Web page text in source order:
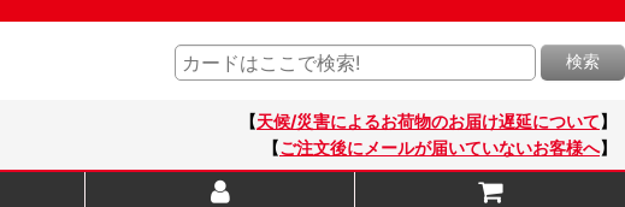
検索
【天候/災害によるお荷物のお届け遅延について】
【ご注文後にメールが届いていないお客様へ】